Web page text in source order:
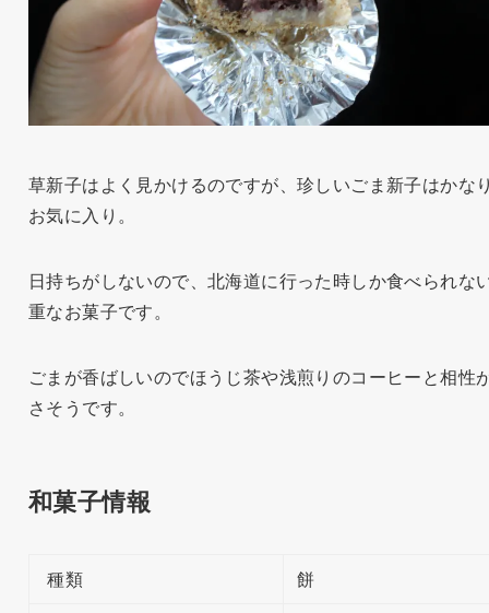
草新子はよく見かけるのですが、珍しいごま新子はかな
お気に入り。
日持ちがしないので、北海道に行った時しか食べられな
重なお菓子です。
ごまが香ばしいのでほうじ茶や浅煎りのコーヒーと相性
さそうです。
和菓子情報
種類
餅